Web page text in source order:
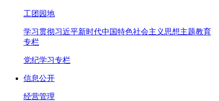
工团园地
学习贯彻习近平新时代中国特色社会主义思想主题教育
专栏
党纪学习专栏
信息公开
经营管理